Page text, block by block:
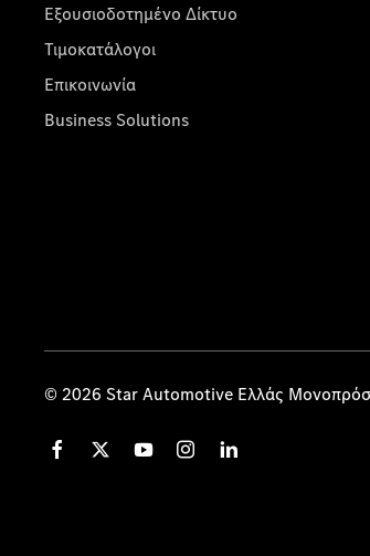
Εξουσιοδοτημένο Δίκτυο
Τιμοκατάλογοι
Επικοινωνία
Business Solutions
© 2026 Star Automotive Ελλάς